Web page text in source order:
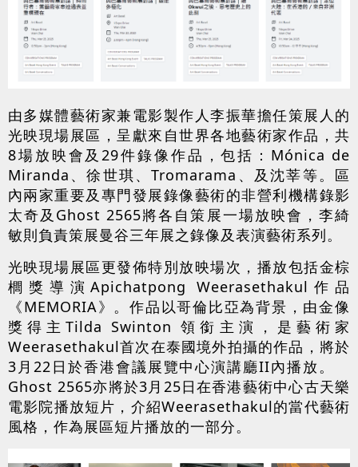
由多媒體藝術家兼電影製作人李振華擔任策展人的
光映現場展區，呈獻來自世界各地藝術家作品，共
8場放映會及29件錄像作品，包括：Mónica de
Miranda、徐世琪、Tromarama、及沈莘等。區
內兩家重要及專門發展錄像藝術的非營利機構錄影
太奇及Ghost 2565將各自策展一場放映會，李綺
敏則負責策展曼谷三年展之錄像及表演藝術系列。
光映現場展區更發佈特別放映場次，播放包括金棕
櫚獎導演Apichatpong Weerasethakul作品
《MEMORIA》。作品以哥倫比亞為背景，由金像
獎得主Tilda Swinton 領銜主演，是藝術家
Weerasethakul首次在泰國境外拍攝的作品，將於
3月22日於香港會議展覽中心演講廳II內播放。
Ghost 2565亦將於3月25日在香港藝術中心古天樂
電影院播放短片，介紹Weerasethakul的當代藝術
風格，作為展區短片播放的一部分。